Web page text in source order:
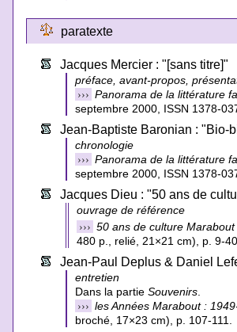
paratexte
Jacques Mercier : "[sans titre]"
préface, avant-propos,
››› Panorama de la littérature
septembre 2000, ISSN 1378-
Jean-Baptiste Baronian : "Bio-
chronologie
››› Panorama de la littérature
septembre 2000, ISSN 1378-
Jacques Dieu : "50 ans de
ouvrage de référence
››› 50 ans de culture Marabout
480 p., relié, 21×21 cm), p. 9-
Jean-Paul Deplus & Daniel
entretien
Dans la partieSouvenirs
››› les Années Marabout :
broché, 17×23 cm), p. 107-111.